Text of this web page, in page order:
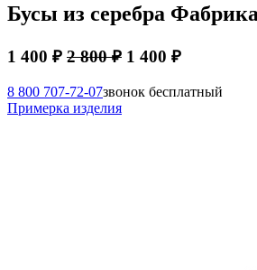
Бусы из серебра
1 400 ₽ 2 800 ₽ 1 400 ₽
8 800 707-72-07звонок бесплатный
Примерка изделия